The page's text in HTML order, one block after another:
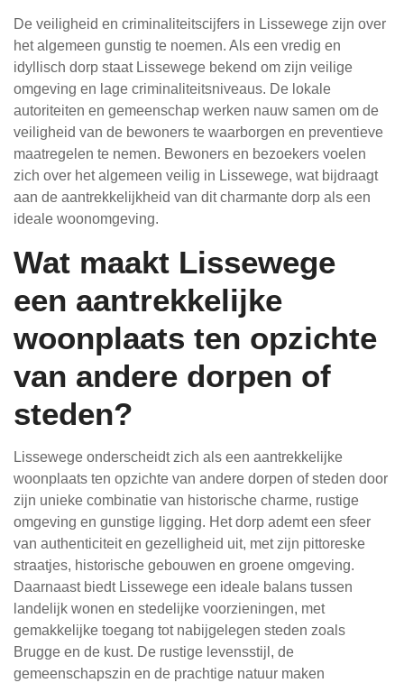
De veiligheid en criminaliteitscijfers in Lissewege zijn over
het algemeen gunstig te noemen. Als een vredig en
idyllisch dorp staat Lissewege bekend om zijn veilige
omgeving en lage criminaliteitsniveaus. De lokale
autoriteiten en gemeenschap werken nauw samen om de
veiligheid van de bewoners te waarborgen en preventieve
maatregelen te nemen. Bewoners en bezoekers voelen
zich over het algemeen veilig in Lissewege, wat bijdraagt
aan de aantrekkelijkheid van dit charmante dorp als een
ideale woonomgeving.
Wat maakt Lissewege
een aantrekkelijke
woonplaats ten opzichte
van andere dorpen of
steden?
Lissewege onderscheidt zich als een aantrekkelijke
woonplaats ten opzichte van andere dorpen of steden door
zijn unieke combinatie van historische charme, rustige
omgeving en gunstige ligging. Het dorp ademt een sfeer
van authenticiteit en gezelligheid uit, met zijn pittoreske
straatjes, historische gebouwen en groene omgeving.
Daarnaast biedt Lissewege een ideale balans tussen
landelijk wonen en stedelijke voorzieningen, met
gemakkelijke toegang tot nabijgelegen steden zoals
Brugge en de kust. De rustige levensstijl, de
gemeenschapszin en de prachtige natuur maken